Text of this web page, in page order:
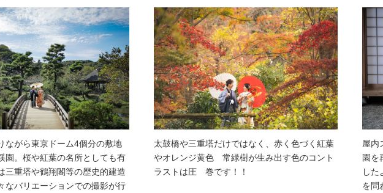
ながら東京ドーム4個分の敷地
園。桜や紅葉の名所としても有
三重塔や鶴翔閣等の歴史的建造
なバリエーションでの撮影が行
太鼓橋や三重塔だけではなく、赤く色づく紅葉
やオレンジ黄色 常緑樹が生み出す色のコント
ラストは圧 巻です！！
屋内
園を
した
を問